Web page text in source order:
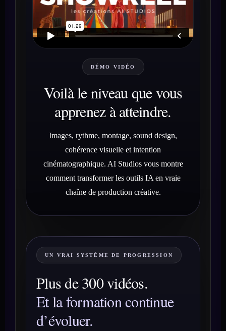
DÉMO VIDÉO
Voilà le niveau que vous
apprenez à atteindre.
Images, rythme, montage, sound design,
cohérence visuelle et intention
cinématographique. AI Studios vous montre
comment transformer les outils IA en vraie
chaîne de production créative.
UN VRAI SYSTÈME DE PROGRESSION
Plus de 300 vidéos.
Et la formation continue
d’évoluer.